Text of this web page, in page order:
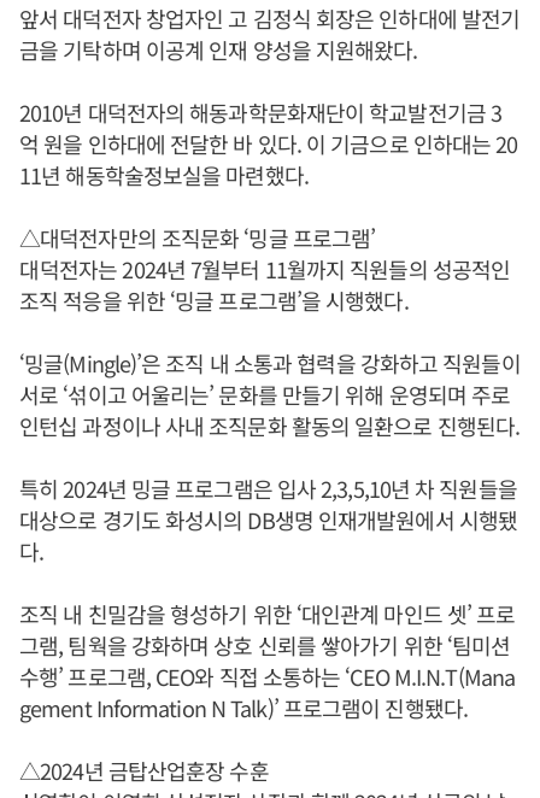
앞서 대덕전자 창업자인 고 김정식 회장은 인하대에 발전기
금을 기탁하며 이공계 인재 양성을 지원해왔다.
2010년 대덕전자의 해동과학문화재단이 학교발전기금 3
억 원을 인하대에 전달한 바 있다. 이 기금으로 인하대는 20
11년 해동학술정보실을 마련했다.
△대덕전자만의 조직문화 ‘밍글 프로그램’
​대덕전자는 2024년 7월부터 11월까지 직원들의 성공적인
조직 적응을 위한 ‘밍글 프로그램’을 시행했다.
‘밍글(Mingle)’은 조직 내 소통과 협력을 강화하고 직원들이
서로 ‘섞이고 어울리는’ 문화를 만들기 위해 운영되며 주로
인턴십 과정이나 사내 조직문화 활동의 일환으로 진행된다.
특히 2024년 밍글 프로그램은 입사 2,3,5,10년 차 직원들을
대상으로 경기도 화성시의 DB생명 인재개발원에서 시행됐
다.
조직 내 친밀감을 형성하기 위한 ‘대인관계 마인드 셋’ 프로
그램, 팀웍을 강화하며 상호 신뢰를 쌓아가기 위한 ‘팀미션
수행’ 프로그램, CEO와 직접 소통하는 ‘CEO M.I.N.T(Mana
gement Information N Talk)’ 프로그램이 진행됐다.
△2024년 금탑산업훈장 수훈